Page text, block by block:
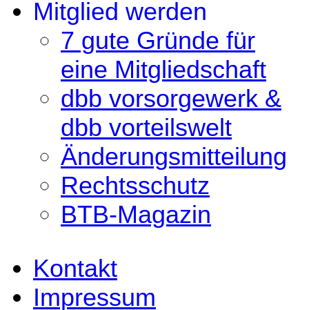
Mitglied werden
7 gute Gründe für
eine Mitgliedschaft
dbb vorsorgewerk &
dbb vorteilswelt
Änderungsmitteilung
Rechtsschutz
BTB-Magazin
Kontakt
Impressum